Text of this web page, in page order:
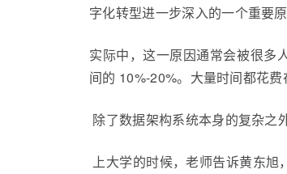
字化转型进一步深入的一个重要原
实际中，这一原因通常会被很多
间的 10%-20%。大量时间都花
除了数据架构系统本身的复杂之
上大学的时候，老师告诉黄东旭